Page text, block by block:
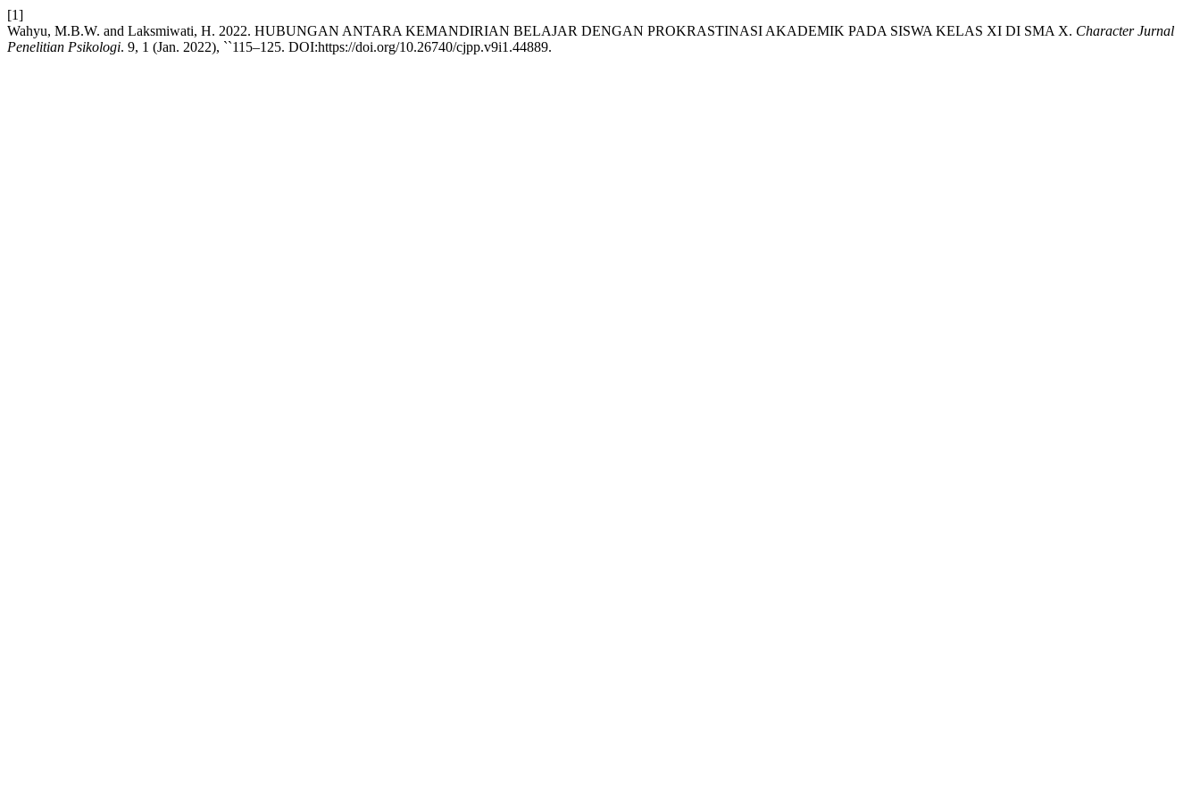
[1]
Wahyu, M.B.W. and Laksmiwati, H. 2022. HUBUNGAN ANTARA KEMANDIRIAN BELAJAR DENGAN PROKRASTINASI AKADEMIK PADA SISWA KELAS XI DI SMA X. Character Jurnal
Penelitian Psikologi. 9, 1 (Jan. 2022), ``115–125. DOI:https://doi.org/10.26740/cjpp.v9i1.44889.